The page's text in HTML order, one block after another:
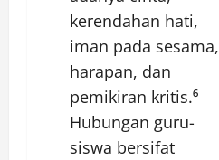
kerendahan hati,
iman pada sesama,
harapan, dan
pemikiran kritis.⁶
Hubungan guru-
siswa bersifat